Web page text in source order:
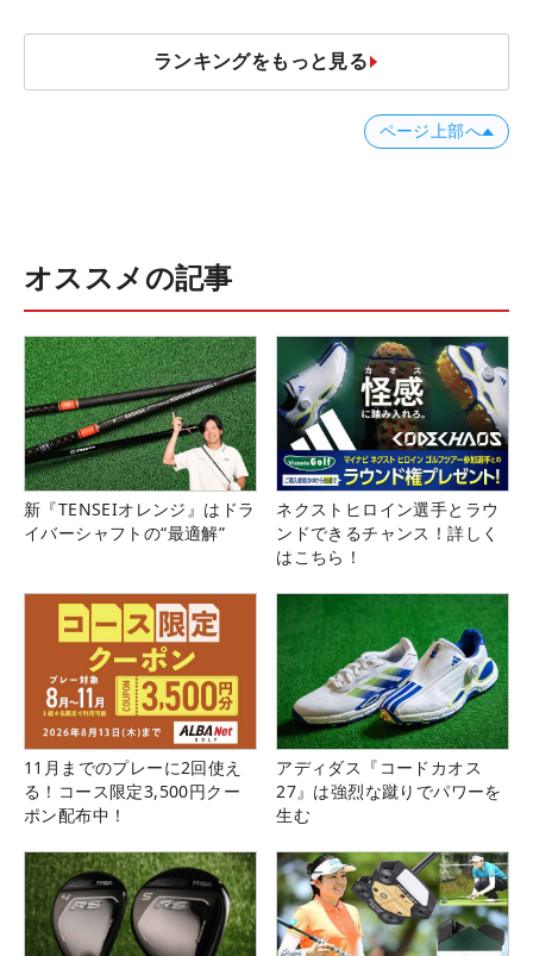
ランキングをもっと見る
ページ上部へ
オススメの記事
新『TENSEIオレンジ』はドラ
イバーシャフトの“最適解”
ネクストヒロイン選手とラウ
ンドできるチャンス！詳しく
はこちら！
11月までのプレーに2回使え
る！コース限定3,500円クー
ポン配布中！
アディダス『コードカオス
27』は強烈な蹴りでパワーを
生む